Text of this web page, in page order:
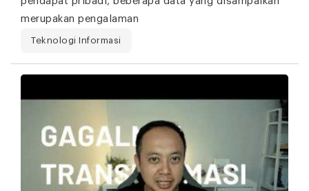
merupakan pengalaman
Teknologi Informasi